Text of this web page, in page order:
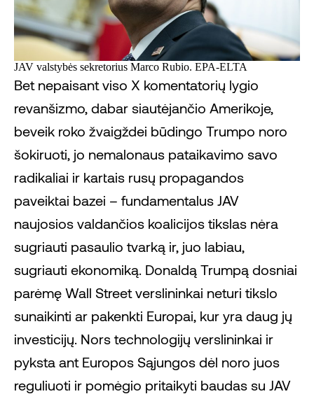
JAV valstybės sekretorius Marco Rubio. EPA-ELTA
Bet nepaisant viso X komentatorių lygio
revanšizmo, dabar siautėjančio Amerikoje,
beveik roko žvaigždei būdingo Trumpo noro
šokiruoti, jo nemalonaus pataikavimo savo
radikaliai ir kartais rusų propagandos
paveiktai bazei – fundamentalus JAV
naujosios valdančios koalicijos tikslas nėra
sugriauti pasaulio tvarką ir, juo labiau,
sugriauti ekonomiką. Donaldą Trumpą dosniai
parėmę Wall Street verslininkai neturi tikslo
sunaikinti ar pakenkti Europai, kur yra daug jų
investicijų. Nors technologijų verslininkai ir
pyksta ant Europos Sąjungos dėl noro juos
reguliuoti ir pomėgio pritaikyti baudas su JAV